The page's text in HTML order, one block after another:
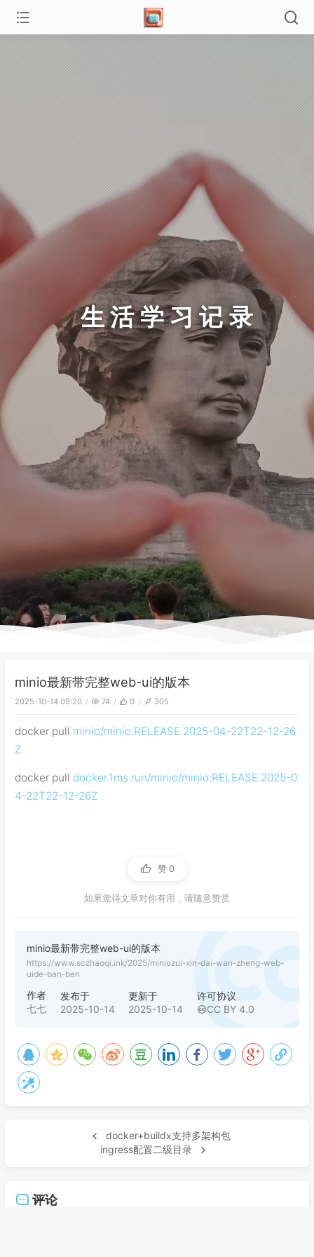
生活学习记录
minio最新带完整web-ui的版本
2025-10-14 09:20 74 0 305
docker pull minio/minio:RELEASE.2025-04-22T22-12-26
Z
docker pull docker.1ms.run/minio/minio:RELEASE.2025-0
4-22T22-12-26Z
赞 0
如果觉得文章对你有用，请随意赞赏
minio最新带完整web-ui的版本
https://www.sczhaoqi.ink/2025/miniozui-xin-dai-wan-zheng-web-
uide-ban-ben
作者
七七
发布于
2025-10-14
更新于
2025-10-14
许可协议
CC BY 4.0
docker+buildx支持多架构包
ingress配置二级目录
评论